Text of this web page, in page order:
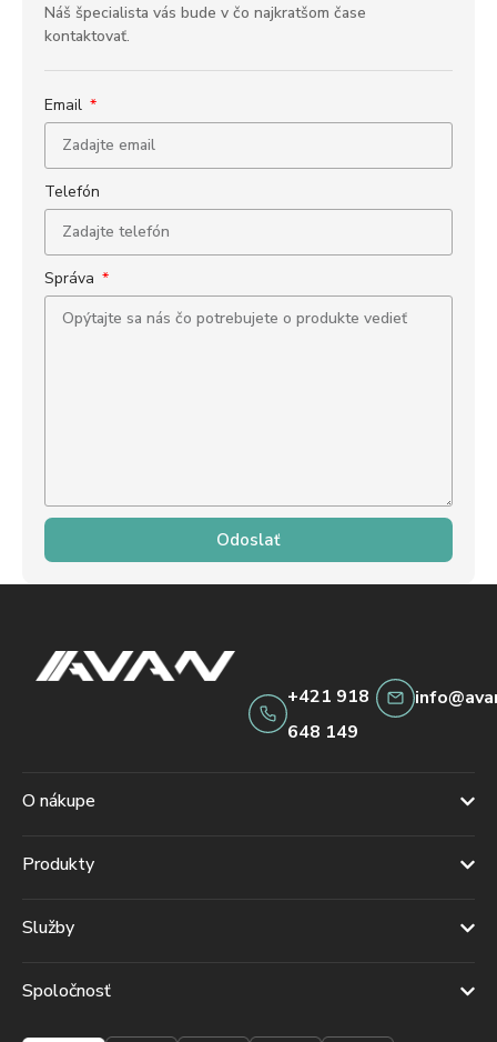
Náš špecialista vás bude v čo najkratšom čase
kontaktovať.
Email
Telefón
Správa
Odoslať
+421 918
648 149
O nákupe
Produkty
Služby
Spoločnosť